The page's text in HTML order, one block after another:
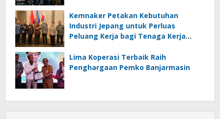
Kemnaker Petakan Kebutuhan
Industri Jepang untuk Perluas
Peluang Kerja bagi Tenaga Kerja
Lima Koperasi Terbaik Raih
Penghargaan Pemko Banjarmasin